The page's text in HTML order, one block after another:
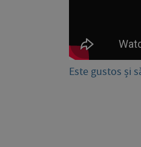
Este gustos și